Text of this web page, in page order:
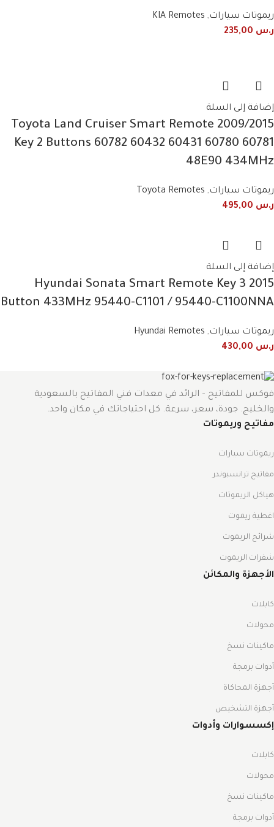
ريموتات سيارات,
KIA Remotes
ر.س
إضافة إلى السلة
2009/2015 Toyota Land Cruiser Smart Remote
Key 2 Buttons 60782 60432 60431 60780 60781
48E90 434MHz
ريموتات سيارات,
Toyota Remotes
ر.س
إضافة إلى السلة
2015 Hyundai Sonata Smart Remote Key 3
Button 433MHz 95440-C1101 / 95440-C1100NNA
ريموتات سيارات,
Hyundai Remotes
ر.س
فوكس للمفاتيح – الرائد في معدات فني المفاتيح بالسعودية
والخليج. جودة، سعر، سرعة. كل احتياجاتك في مكان واحد.
مفاتيح وريموتات
ريموتات سيارات
مفاتيح ترانسبوندر
هياكل الريموتات
اغطية ريموت
شرائح الريموت
شفرات الريموت
الأجهزة والمكائن
كابلات
محولات
ماكينات نسخ
أدوات برمجة
أجهزة المحاكاة
أجهزة التشخيص
إكسسوارات وأدوات
كابلات
محولات
ماكينات نسخ
أدوات برمجة